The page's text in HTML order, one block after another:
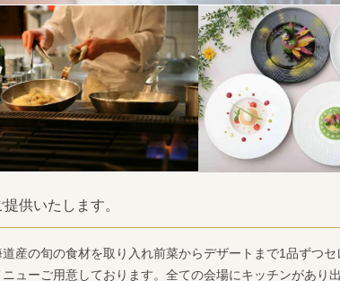
供いたします。
産の旬の食材を取り入れ前菜からデザートまで1品ずつセ
ニューご用意しております。全ての会場にキッチンがあり